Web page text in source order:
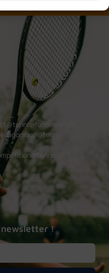
fontenilles.fr
newsletter !